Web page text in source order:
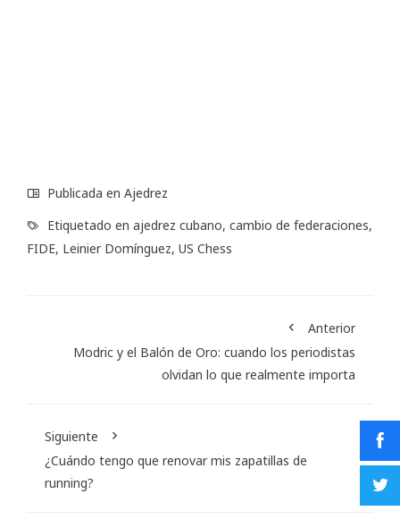
Publicada en Ajedrez
Etiquetado en ajedrez cubano, cambio de federaciones,
FIDE, Leinier Domínguez, US Chess
Anterior
Modric y el Balón de Oro: cuando los periodistas
olvidan lo que realmente importa
Siguiente
¿Cuándo tengo que renovar mis zapatillas de
running?